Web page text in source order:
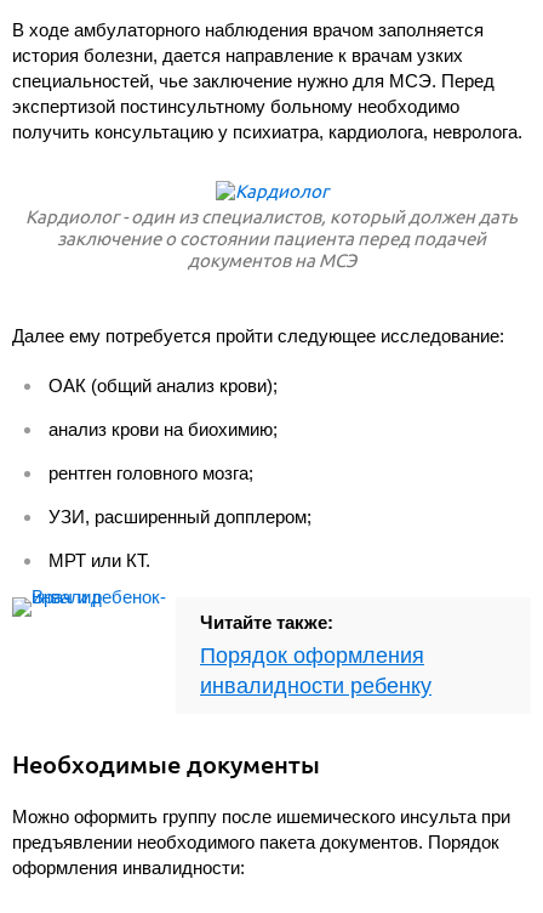
В ходе амбулаторного наблюдения врачом заполняется
история болезни, дается направление к врачам узких
специальностей, чье заключение нужно для МСЭ. Перед
экспертизой постинсультному больному необходимо
получить консультацию у психиатра, кардиолога, невролога.
Кардиолог - один из специалистов, который должен дать
заключение о состоянии пациента перед подачей
документов на МСЭ
Далее ему потребуется пройти следующее исследование:
ОАК (общий анализ крови);
анализ крови на биохимию;
рентген головного мозга;
УЗИ, расширенный допплером;
МРТ или КТ.
Читайте также:
Порядок оформления
инвалидности ребенку
Необходимые документы
Можно оформить группу после ишемического инсульта при
предъявлении необходимого пакета документов. Порядок
оформления инвалидности: